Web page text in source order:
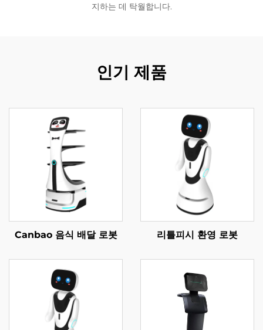
지하는 데 탁월합니다.
인기 제품
Canbao 음식 배달 로봇 리틀피시 환영 로봇